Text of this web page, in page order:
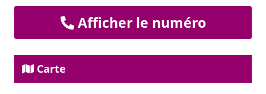
Afficher le numéro
Carte